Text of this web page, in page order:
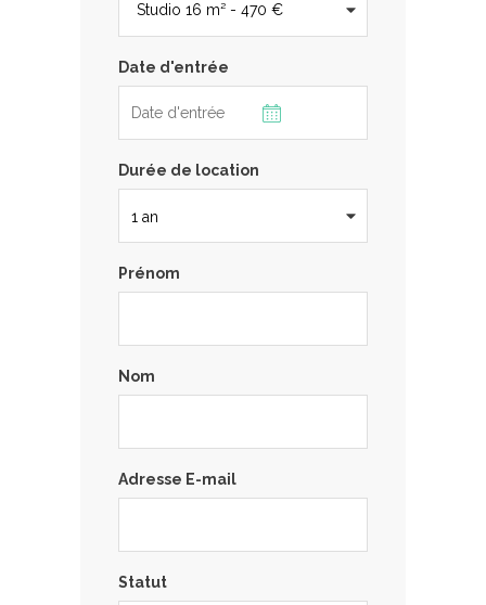
Date d'entrée
Durée de location
Prénom
Nom
Adresse E-mail
Statut